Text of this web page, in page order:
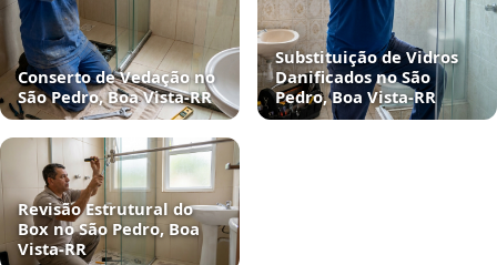
Conserto de Vedação no
São Pedro, Boa Vista‑RR
Substituição de Vidros
Danificados no São
Pedro, Boa Vista‑RR
Revisão Estrutural do
Box no São Pedro, Boa
Vista‑RR